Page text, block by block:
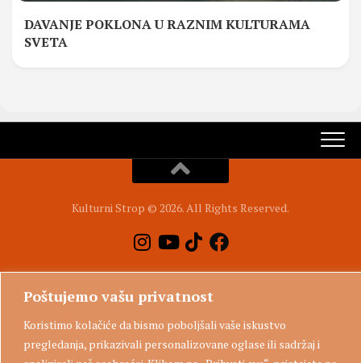
Poštujemo vašu privatnost
Koristimo kolačiće da bismo poboljšali vaše iskustvo
pregledanja, prikazivali personalizovane oglase ili sadržaj i
DAVANJE POKLONA U RAZNIM KULTURAMA
SVETA
Kulturni Strop © 2026. All Rights Reserved.